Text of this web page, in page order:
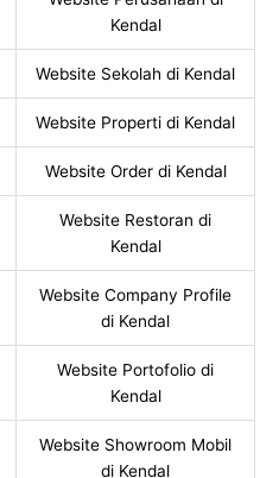
Kendal
Website Sekolah di Kendal
Website Properti di Kendal
Website Order di Kendal
Website Restoran di
Kendal
Website Company Profile
di Kendal
Website Portofolio di
Kendal
Website Showroom Mobil
di Kendal